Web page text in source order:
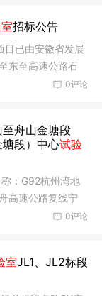
招标公告
目已由安徽省发展
东至高速公路石
0评论
舟山金塘段
塘段）中心试验
：G92杭州湾地
高速公路复线宁
0评论
室JL1、JL2标段